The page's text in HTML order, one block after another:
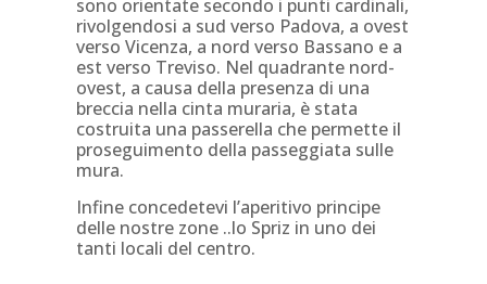
sono orientate secondo i punti cardinali,
rivolgendosi a sud verso Padova, a ovest
verso Vicenza, a nord verso Bassano e a
est verso Treviso. Nel quadrante nord-
ovest, a causa della presenza di una
breccia nella cinta muraria, è stata
costruita una passerella che permette il
proseguimento della passeggiata sulle
mura.
Infine concedetevi l’aperitivo principe
delle nostre zone ..lo Spriz in uno dei
tanti locali del centro.